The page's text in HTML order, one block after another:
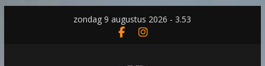
zondag 9 augustus 2026 - 3.53